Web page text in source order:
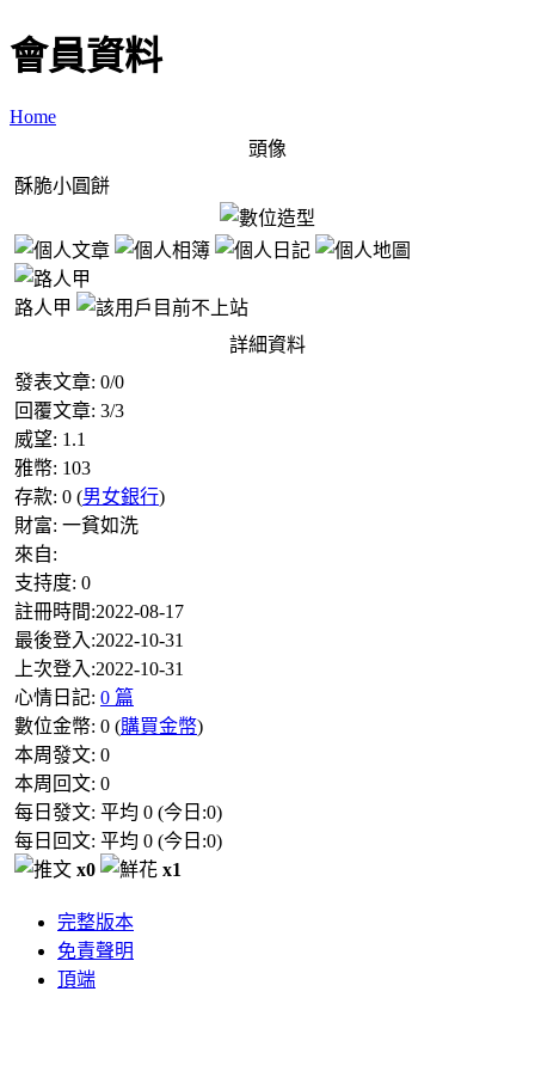
會員資料
Home
頭像
酥脆小圓餅
路人甲
詳細資料
發表文章: 0/0
回覆文章: 3/3
威望: 1.1
雅幣: 103
存款: 0 (男女銀行)
財富: 一貧如洗
來自:
支持度: 0
註冊時間:2022-08-17
最後登入:2022-10-31
上次登入:2022-10-31
心情日記: 0 篇
數位金幣: 0 (購買金幣)
本周發文: 0
本周回文: 0
每日發文: 平均 0 (今日:0)
每日回文: 平均 0 (今日:0)
x0
x1
完整版本
免責聲明
頂端